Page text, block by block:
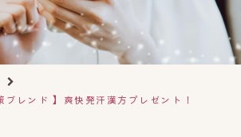
ストア▼
ト▼
ブレンド 】爽快発汗漢方プレゼント！